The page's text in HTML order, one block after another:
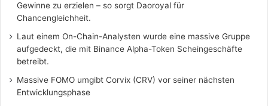
Gewinne zu erzielen – so sorgt Daoroyal für
Chancengleichheit.
Laut einem On-Chain-Analysten wurde eine massive Gruppe
aufgedeckt, die mit Binance Alpha-Token Scheingeschäfte
betreibt.
Massive FOMO umgibt Corvix (CRV) vor seiner nächsten
Entwicklungsphase